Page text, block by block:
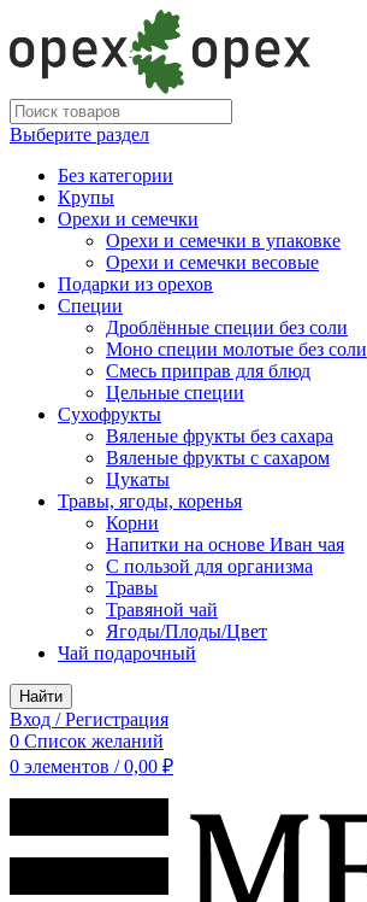
Выберите раздел
Без категории
Крупы
Орехи и семечки
Орехи и семечки в упаковке
Орехи и семечки весовые
Подарки из орехов
Специи
Дроблённые специи без соли
Моно специи молотые без соли
Смесь приправ для блюд
Цельные специи
Сухофрукты
Вяленые фрукты без сахара
Вяленые фрукты с сахаром
Цукаты
Травы, ягоды, коренья
Корни
Напитки на основе Иван чая
С пользой для организма
Травы
Травяной чай
Ягоды/Плоды/Цвет
Чай подарочный
Найти
Вход / Регистрация
0 Список желаний
0 элементов / 0,00 ₽